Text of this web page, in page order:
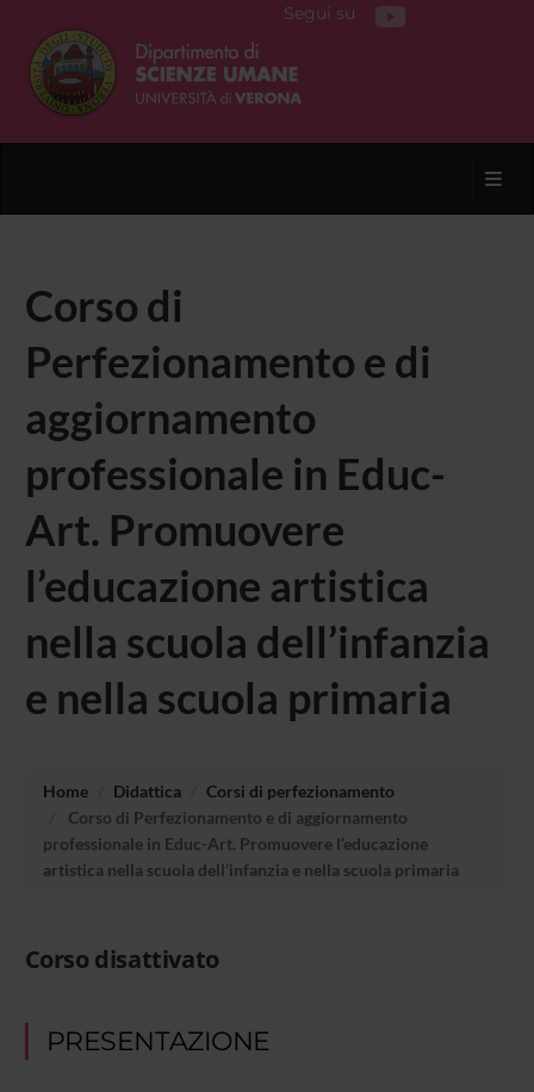
Segui su
Corso di
Perfezionamento e di
aggiornamento
professionale in Educ-
Art. Promuovere
l’educazione artistica
nella scuola dell’infanzia
e nella scuola primaria
Home Didattica
Corsi di perfezionamento
Corso di Perfezionamento e di aggiornamento
professionale in Educ-Art. Promuovere l’educazione
artistica nella scuola dell’infanzia e nella scuola primaria
Corso disattivato
PRESENTAZIONE